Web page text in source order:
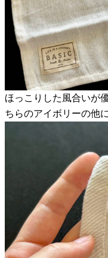
ほっこりした風合いが
ちらのアイボリーの他